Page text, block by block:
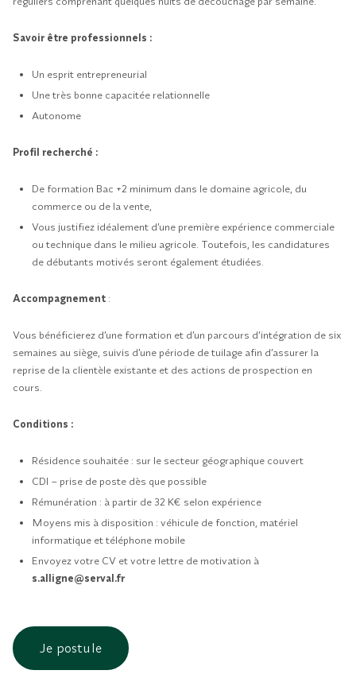
Savoir être professionnels :
Un esprit entrepreneurial
Une très bonne capacitée relationnelle
Autonome
Profil recherché :
De formation Bac +2 minimum dans le domaine agricole, du
commerce ou de la vente,
Vous justifiez idéalement d’une première expérience commerciale
ou technique dans le milieu agricole. Toutefois, les candidatures
de débutants motivés seront également étudiées.
Accompagnement :
Vous bénéficierez d’une formation et d’un parcours d’intégration de six
semaines au siège, suivis d’une période de tuilage afin d’assurer la
reprise de la clientèle existante et des actions de prospection en
cours.
Conditions :
Résidence souhaitée : sur le secteur géographique couvert
CDI – prise de poste dès que possible
Rémunération : à partir de 32 K€ selon expérience
Moyens mis à disposition : véhicule de fonction, matériel
informatique et téléphone mobile
Envoyez votre CV et votre lettre de motivation à
s.alligne@serval.fr
Je postule